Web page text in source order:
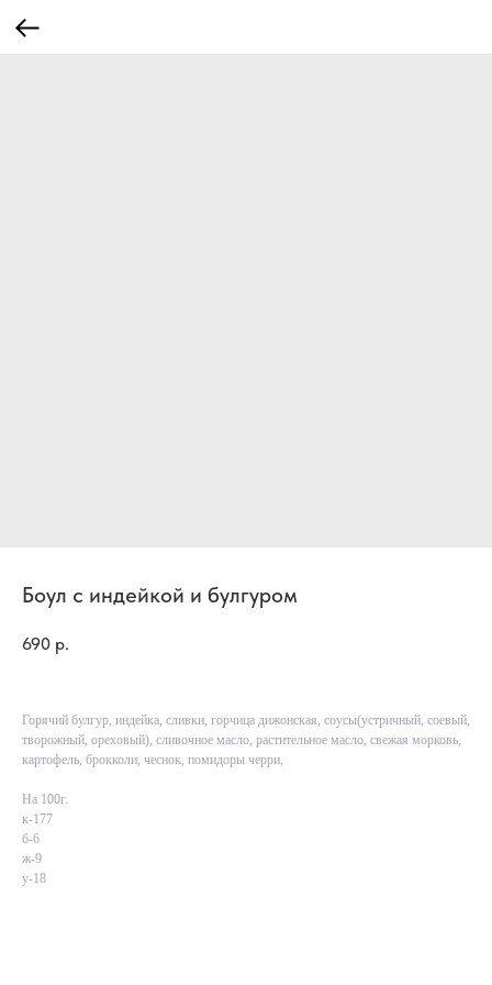
Боул с индейкой и булгуром
690 р.
Горячий булгур, индейка, сливки, горчица дижонская, соусы(устричный, соевый,
творожный, ореховый), сливочное масло, растительное масло, свежая морковь,
картофель, брокколи, чеснок, помидоры черри,
На 100г.
к-177
б-6
ж-9
у-18